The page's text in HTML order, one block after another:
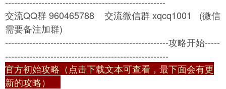
交流QQ群 960465788 交流微信群 xqcq1001 (微信
需要备注加群)
------------------------------------------------------攻略开始-----
------------------------------------------------------
官方初始攻略（点击下载文本可查看，最下面会有更
新的攻略）